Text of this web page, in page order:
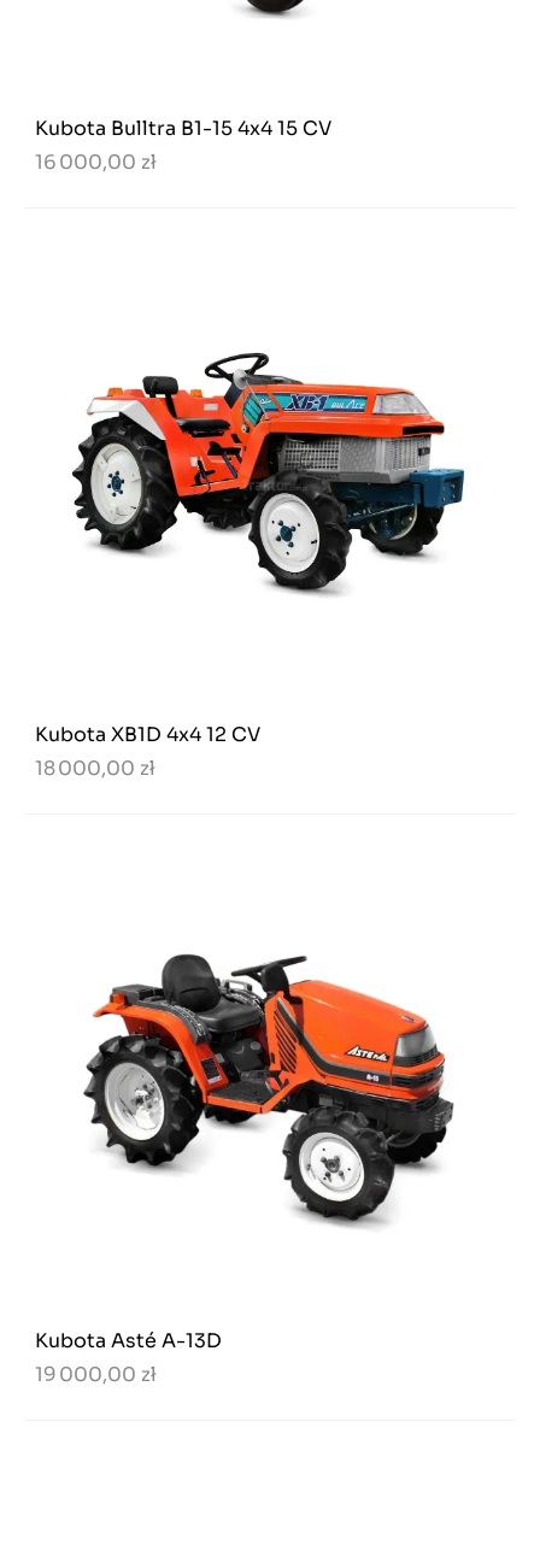
Kubota Bulltra B1-15 4x4 15 CV
16 000,00 zł
Kubota XB1D 4x4 12 CV
18 000,00 zł
Kubota Asté A-13D
19 000,00 zł